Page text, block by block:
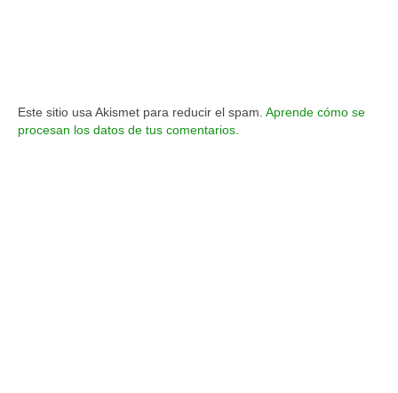
Este sitio usa Akismet para reducir el spam. Aprende cómo se
procesan los datos de tus comentarios.